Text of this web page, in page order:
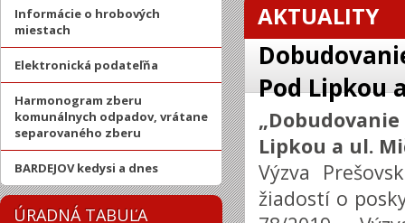
Informácie o hrobových
miestach
Elektronická podateľňa
Harmonogram zberu
komunálnych odpadov, vrátane
separovaného zberu
BARDEJOV kedysi a dnes
ÚRADNÁ TABUĽA
AKTUALITY
Pod Lipkou
Lipkou a ul.
Výzva
žiadostí o